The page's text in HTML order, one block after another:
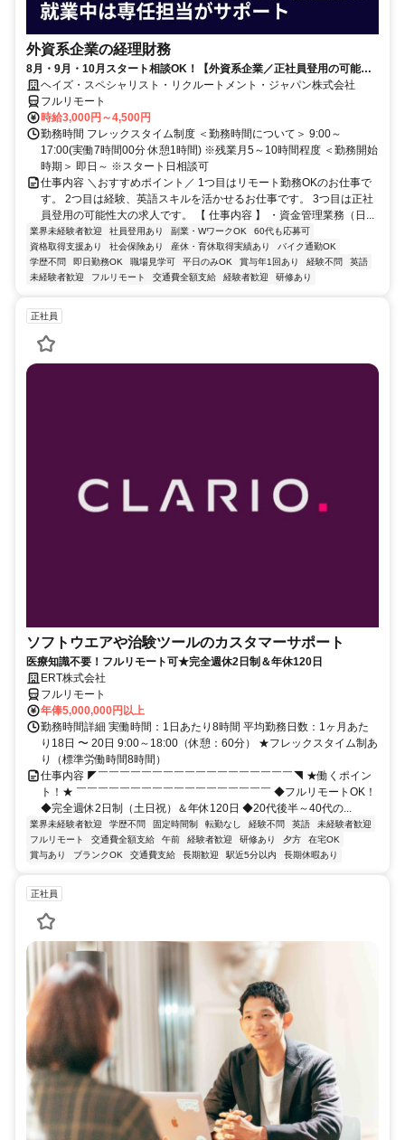
外資系企業の経理財務
8月・9月・10月スタート相談OK！【外資系企業／正社員登用の可能性
大／700万～800万／リモート勤務OK】経理財務
ヘイズ・スペシャリスト・リクルートメント・ジャパン株式会社
フルリモート
時給3,000円～4,500円
勤務時間 フレックスタイム制度 ＜勤務時間について＞ 9:00～
17:00(実働7時間00分 休憩1時間) ※残業月5～10時間程度 ＜勤務開始
時期＞ 即日～ ※スタート日相談可
仕事内容 ＼おすすめポイント／ 1つ目はリモート勤務OKのお仕事で
す。 2つ目は経験、英語スキルを活かせるお仕事です。 3つ目は正社
員登用の可能性大の求人です。 【 仕事内容 】 ・資金管理業務（日...
業界未経験者歓迎 社員登用あり 副業・WワークOK
60代も応募可
資格取得支援あり
社会保険あり 産休・育休取得実績あり
バイク通勤OK
学歴不問
即日勤務OK 職場見学可 平日のみOK 賞与年1回あり 経験不問
英語
未経験者歓迎
フルリモート 交通費全額支給 経験者歓迎 研修あり
正社員
ソフトウエアや治験ツールのカスタマーサポート
医療知識不要！フルリモート可★完全週休2日制＆年休120日
ERT株式会社
フルリモート
年俸5,000,000円以上
勤務時間詳細 実働時間：1日あたり8時間 平均勤務日数：1ヶ月あた
り18日 〜 20日 9:00～18:00（休憩：60分） ★フレックスタイム制あ
り（標準労働時間8時間）
仕事内容 ◤￣￣￣￣￣￣￣￣￣￣￣￣￣￣￣￣￣￣◥ ★働くポイン
ト！★ ￣￣￣￣￣￣￣￣￣￣￣￣￣￣￣￣￣￣ ◆フルリモートOK！
◆完全週休2日制（土日祝）＆年休120日 ◆20代後半～40代の...
業界未経験者歓迎 学歴不問 固定時間制 転勤なし 経験不問 英語
未経験者歓迎
フルリモート
交通費全額支給 午前 経験者歓迎 研修あり 夕方
在宅OK
賞与あり
ブランクOK 交通費支給 長期歓迎 駅近5分以内 長期休暇あり
正社員